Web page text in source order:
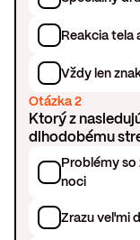
Reakcia tela
Vždy len
Otázka 2
Ktorý z
dlhodobému
Problémy so
noci
Zrazu veľmi